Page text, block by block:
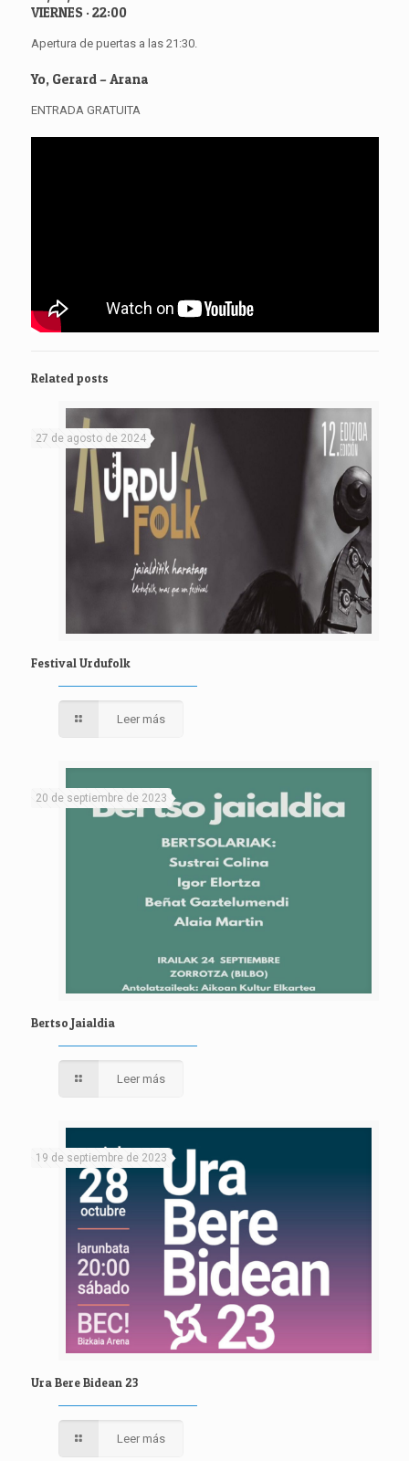
VIERNES · 22:00
Apertura de puertas a las 21:30.
Yo, Gerard – Arana
ENTRADA GRATUITA
Related posts
27 de agosto de 2024
Festival Urdufolk
Leer más
20 de septiembre de 2023
Bertso Jaialdia
Leer más
19 de septiembre de 2023
Ura Bere Bidean 23
Leer más